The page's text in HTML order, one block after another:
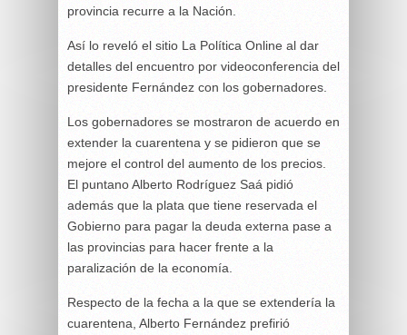
provincia recurre a la Nación.
Así lo reveló el sitio La Política Online al dar
detalles del encuentro por videoconferencia del
presidente Fernández con los gobernadores.
Los gobernadores se mostraron de acuerdo en
extender la cuarentena y se pidieron que se
mejore el control del aumento de los precios.
El puntano Alberto Rodríguez Saá pidió
además que la plata que tiene reservada el
Gobierno para pagar la deuda externa pase a
las provincias para hacer frente a la
paralización de la economía.
Respecto de la fecha a la que se extendería la
cuarentena, Alberto Fernández prefirió